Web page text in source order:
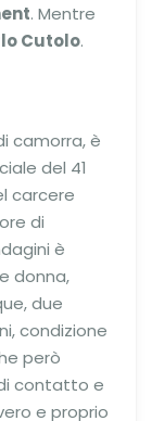
. Mentre
Cutolo.
camorra, è
del 41
carcere
di
è
donna,
due
condizione
però
contatto e
e proprio